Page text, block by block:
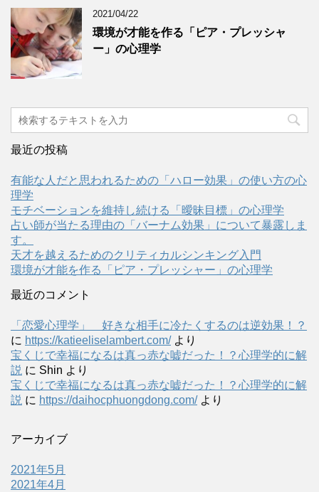
2021/04/22
環境が才能を作る「ピア・プレッシャ
ー」の心理学
最近の投稿
有能な人だと思われるための「ハロー効果」の使い方の心
理学
モチベーションを維持し続ける「曖昧目標」の心理学
占い師が当たる理由の「バーナム効果」について暴露しま
す。
天才を越えるためのクリティカルシンキング入門
環境が才能を作る「ピア・プレッシャー」の心理学
最近のコメント
「恋愛心理学」 好きな相手に冷たくするのは逆効果！？
に https://katieeliselambert.com/ より
宝くじで幸福になるは真っ赤な嘘だった！？心理学的に解
説 に Shin より
宝くじで幸福になるは真っ赤な嘘だった！？心理学的に解
説 に https://daihocphuongdong.com/ より
アーカイブ
2021年5月
2021年4月